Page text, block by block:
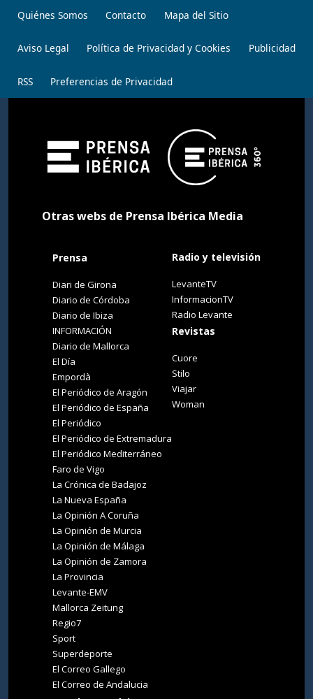
Quiénes Somos Contacto Mapa del Sitio
Aviso Legal Política de Privacidad y Cookies Publicidad
RSS Preferencias de Privacidad
Otras webs de Prensa Ibérica Media
Prensa
Diari de Girona
Diario de Córdoba
Diario de Ibiza
INFORMACIÓN
Diario de Mallorca
El Día
Empordà
El Periódico de Aragón
El Periódico de España
El Periódico
El Periódico de Extremadura
El Periódico Mediterráneo
Faro de Vigo
La Crónica de Badajoz
La Nueva España
La Opinión A Coruña
La Opinión de Murcia
La Opinión de Málaga
La Opinión de Zamora
La Provincia
Levante-EMV
Mallorca Zeitung
Regio7
Sport
Superdeporte
El Correo Gallego
El Correo de Andalucia
Radio y televisión
LevanteTV
InformacionTV
Radio Levante
Revistas
Cuore
Stilo
Viajar
Woman